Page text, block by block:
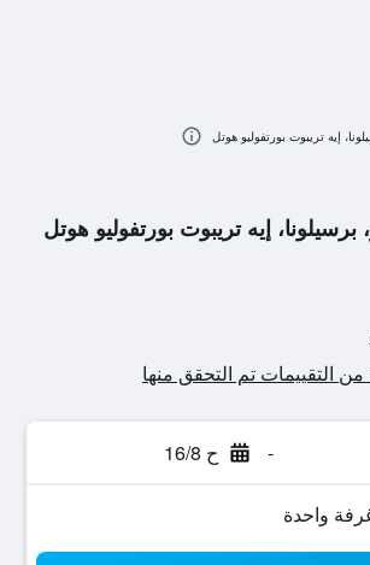
برسيلونا، إيه تريبوت بورتفوليو هوتل
- ح 16/8
إيه تريبوت بورتفوليو هوتل